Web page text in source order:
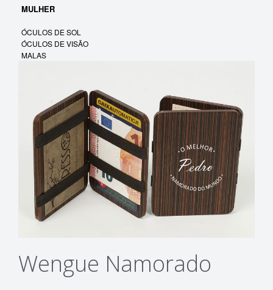
MULHER
ÓCULOS DE SOL
ÓCULOS DE VISÃO
MALAS
Wengue Namorado